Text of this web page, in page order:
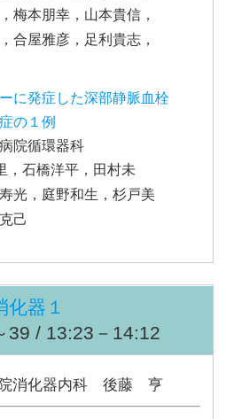
梅本朋幸，山本貴信，
合屋雅彦，足利貴志，
に発症した深部静脈血栓
の１例
院循環器科
，石橋洋平，田村未
光，庭野和生，杉戸美
己
化器１
39 / 13:23－14:12
院消化器内科 後藤 亨